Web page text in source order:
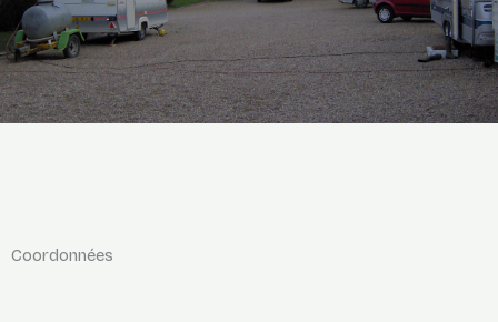
Coordonnées